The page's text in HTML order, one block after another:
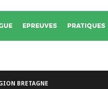
EPREUVES PRATIQUES
BRETAGNE